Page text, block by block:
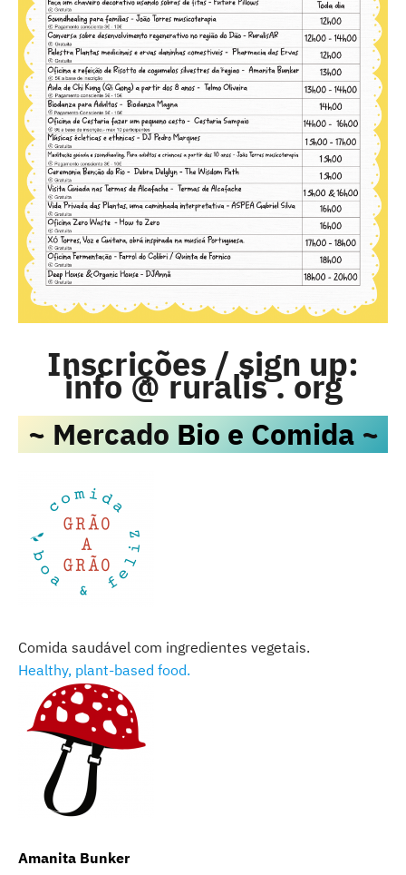
Inscrições / sign up:
info @ ruralis . org
~ Mercado Bio e Comida~
Comida saudável com ingredientes vegetais.
Healthy, plant-based food.
Amanita Bunker